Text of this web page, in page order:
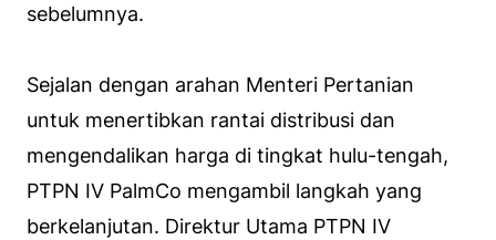
sebelumnya.
Sejalan dengan arahan Menteri Pertanian
untuk menertibkan rantai distribusi dan
mengendalikan harga di tingkat hulu-tengah,
PTPN IV PalmCo mengambil langkah yang
berkelanjutan. Direktur Utama PTPN IV